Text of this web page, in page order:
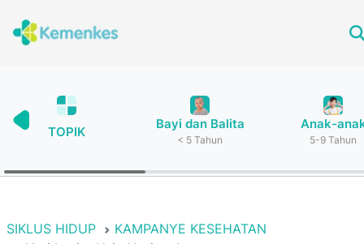
TOPIK
Bayi dan Balita
< 5 Tahun
Anak-
5-9 Tahun
SIKLUS HIDUP
KAMPANYE KESEHATAN